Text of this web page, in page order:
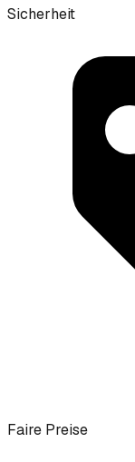
Sicherheit
Faire Preise